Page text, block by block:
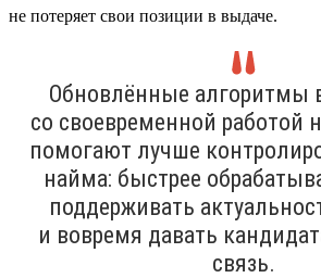
не потеряет свои позиции в выдаче.
Обновлённые алгоритмы
со своевременной работой
помогают лучше
найма: быстрее
поддерживать
и вовремя давать
связь.